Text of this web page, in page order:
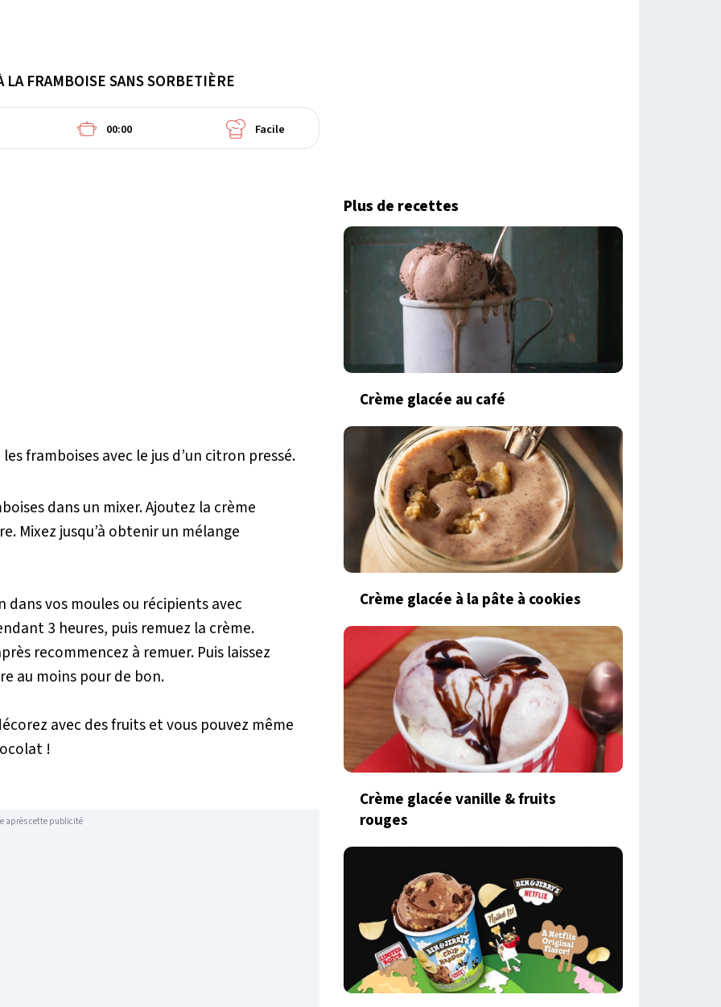
LA FRAMBOISE SANS SORBETIÈRE
00:00 Facile
framboises avec le jus d’un citron pressé.
dans un mixer. Ajoutez la crème
Mixez jusqu’à obtenir un mélange
dans vos moules ou récipients avec
3 heures, puis remuez la crème.
recommencez à remuer. Puis laissez
au moins pour de bon.
avec des fruits et vous pouvez même
!
après cette publicité
Plus de recettes
Crème glacée au café
Crème glacée à la pâte à cookies
Crème glacée vanille & fruits
rouges